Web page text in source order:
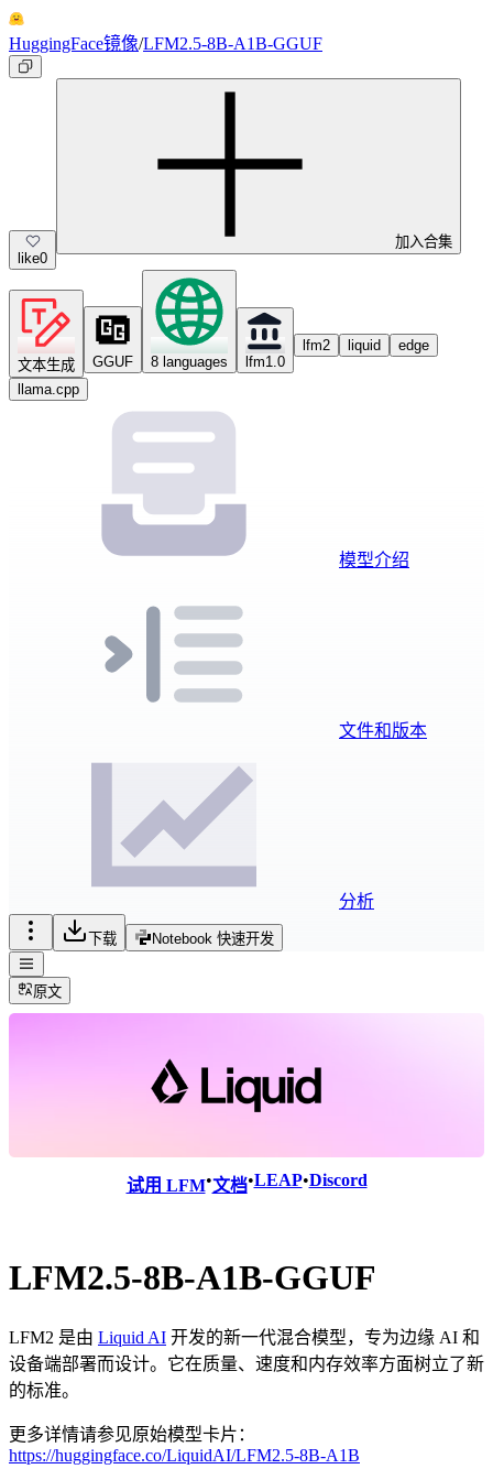
HuggingFace镜像/LFM2.5-8B-A1B-GGUF
like0
加入合集
文本生成 GGUF 8 languages lfm1.0
lfm2 liquid edge
llama.cpp
模型介绍
文件和版本
分析
下载 Notebook 快速开发
原文
试用 LFM•文档•LEAP•Discord
LFM2.5-8B-A1B-GGUF
LFM2 是由 Liquid AI 开发的新一代混合模型，专为边缘 AI 和
设备端部署而设计。它在质量、速度和内存效率方面树立了新
的标准。
更多详情请参见原始模型卡片：
https://huggingface.co/LiquidAI/LFM2.5-8B-A1B